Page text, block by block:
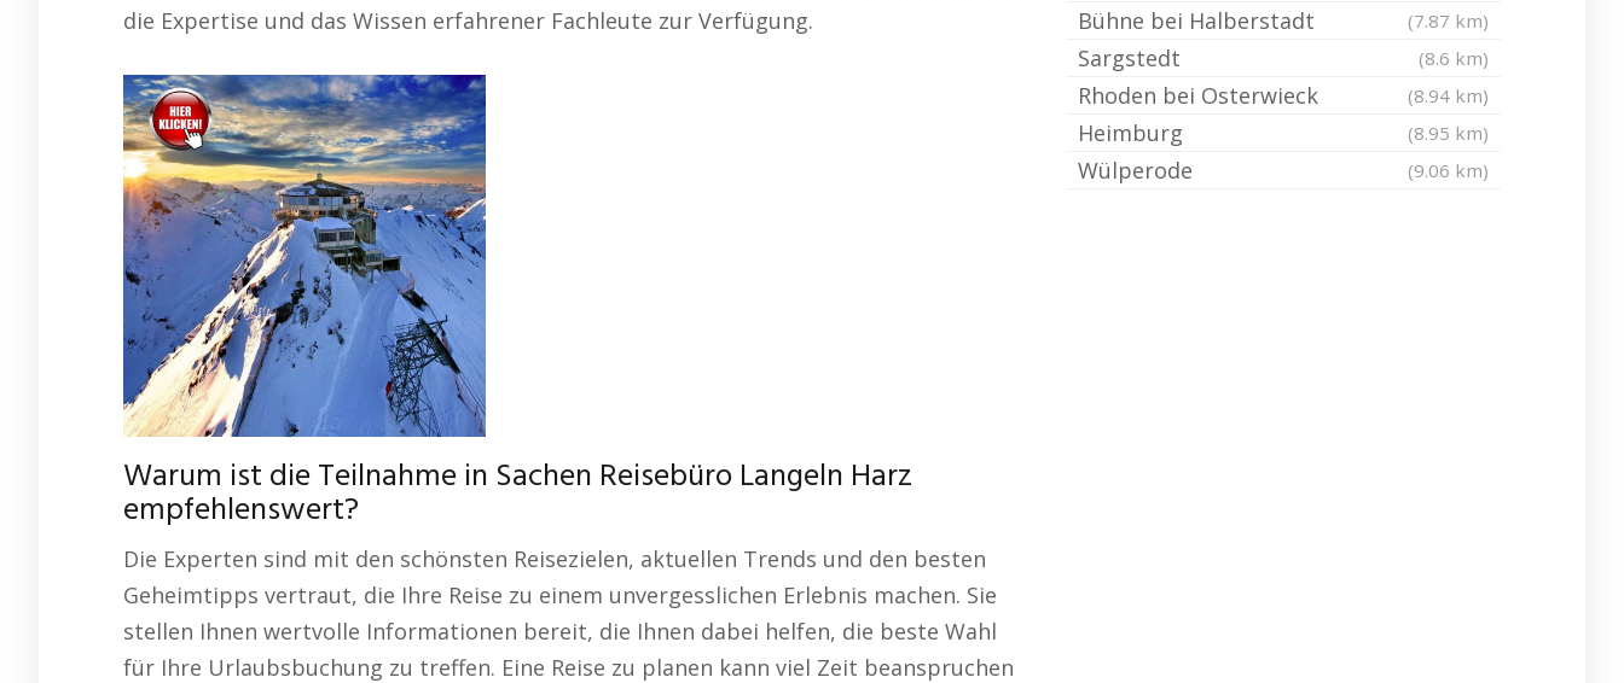
die Expertise und das Wissen erfahrener Fachleute zur Verfügung.
Warum ist die Teilnahme in Sachen Reisebüro Langeln Harz
empfehlenswert?
Die Experten sind mit den schönsten Reisezielen, aktuellen Trends und den besten
Geheimtipps vertraut, die Ihre Reise zu einem unvergesslichen Erlebnis machen. Sie
stellen Ihnen wertvolle Informationen bereit, die Ihnen dabei helfen, die beste Wahl
für Ihre Urlaubsbuchung zu treffen. Eine Reise zu planen kann viel Zeit beanspruchen
Bühne bei Halberstadt (7.87 km)
Sargstedt (8.6 km)
Rhoden bei Osterwieck (8.94 km)
Heimburg (8.95 km)
Wülperode (9.06 km)